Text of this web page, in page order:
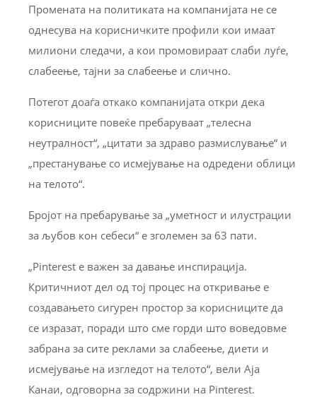
Промената на политиката на компанијата не се
однесува на корисничките профили кои имаат
милиони следачи, а кои промовираат слаби луѓе,
слабеење, тајни за слабеење и слично.
Потегот доаѓа откако компанијата откри дека
корисниците повеќе пребаруваат „телесна
неутралност“, „цитати за здраво размислување“ и
„престанување со исмејување на одредени облици
на телото“.
Бројот на пребарување за „уметност и илустрации
за љубов кон себеси“ е зголемен за 63 пати.
„Pinterest е важен за давање инспирација.
Критичниот дел од тој процес на откривање е
создавањето сигурен простор за корисниците да
се изразат, поради што сме горди што воведовме
забрана за сите реклами за слабеење, диети и
исмејување на изгледот на телото“, вели Аја
Канаи, одговорна за содржини на Pinterest.